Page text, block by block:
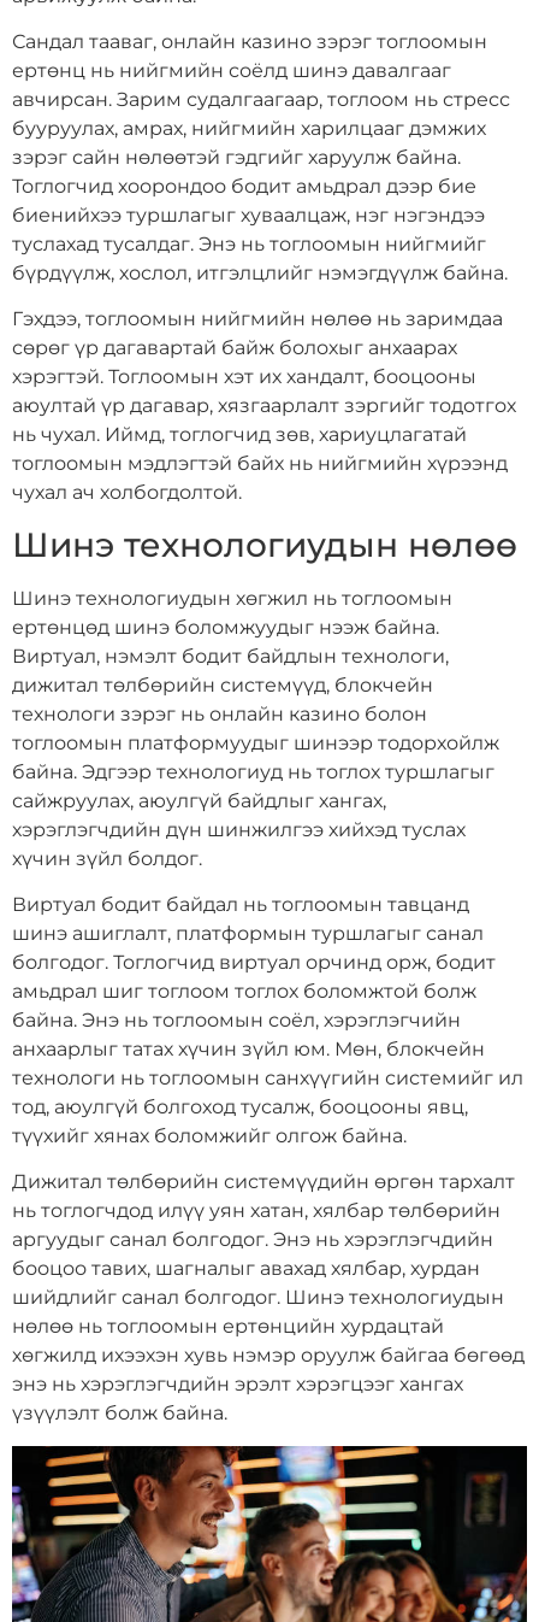
Сандал тааваг, онлайн казино зэрэг тоглоомын
ертөнц нь нийгмийн соёлд шинэ давалгааг
авчирсан. Зарим судалгаагаар, тоглоом нь стресс
бууруулах, амрах, нийгмийн харилцааг дэмжих
зэрэг сайн нөлөөтэй гэдгийг харуулж байна.
Тоглогчид хоорондоо бодит амьдрал дээр бие
биенийхээ туршлагыг хуваалцаж, нэг нэгэндээ
туслахад тусалдаг. Энэ нь тоглоомын нийгмийг
бүрдүүлж, хослол, итгэлцлийг нэмэгдүүлж байна.
Гэхдээ, тоглоомын нийгмийн нөлөө нь заримдаа
сөрөг үр дагавартай байж болохыг анхаарах
хэрэгтэй. Тоглоомын хэт их хандалт, бооцооны
аюултай үр дагавар, хязгаарлалт зэргийг тодотгох
нь чухал. Иймд, тоглогчид зөв, хариуцлагатай
тоглоомын мэдлэгтэй байх нь нийгмийн хүрээнд
чухал ач холбогдолтой.
Шинэ технологиудын нөлөө
Шинэ технологиудын хөгжил нь тоглоомын
ертөнцөд шинэ боломжуудыг нээж байна.
Виртуал, нэмэлт бодит байдлын технологи,
дижитал төлбөрийн системүүд, блокчейн
технологи зэрэг нь онлайн казино болон
тоглоомын платформуудыг шинээр тодорхойлж
байна. Эдгээр технологиуд нь тоглох туршлагыг
сайжруулах, аюулгүй байдлыг хангах,
хэрэглэгчдийн дүн шинжилгээ хийхэд туслах
хүчин зүйл болдог.
Виртуал бодит байдал нь тоглоомын тавцанд
шинэ ашиглалт, платформын туршлагыг санал
болгодог. Тоглогчид виртуал орчинд орж, бодит
амьдрал шиг тоглоом тоглох боломжтой болж
байна. Энэ нь тоглоомын соёл, хэрэглэгчийн
анхаарлыг татах хүчин зүйл юм. Мөн, блокчейн
технологи нь тоглоомын санхүүгийн системийг ил
тод, аюулгүй болгоход тусалж, бооцооны явц,
түүхийг хянах боломжийг олгож байна.
Дижитал төлбөрийн системүүдийн өргөн тархалт
нь тоглогчдод илүү уян хатан, хялбар төлбөрийн
аргуудыг санал болгодог. Энэ нь хэрэглэгчдийн
бооцоо тавих, шагналыг авахад хялбар, хурдан
шийдлийг санал болгодог. Шинэ технологиудын
нөлөө нь тоглоомын ертөнцийн хурдацтай
хөгжилд ихээхэн хувь нэмэр оруулж байгаа бөгөөд
энэ нь хэрэглэгчдийн эрэлт хэрэгцээг хангах
үзүүлэлт болж байна.